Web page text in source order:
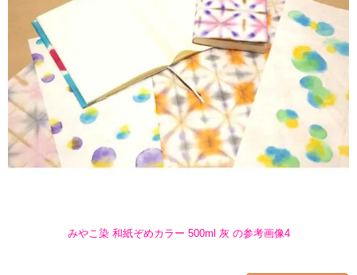
みやこ染 和紙ぞめカラー 500ml 灰 の参考画像4